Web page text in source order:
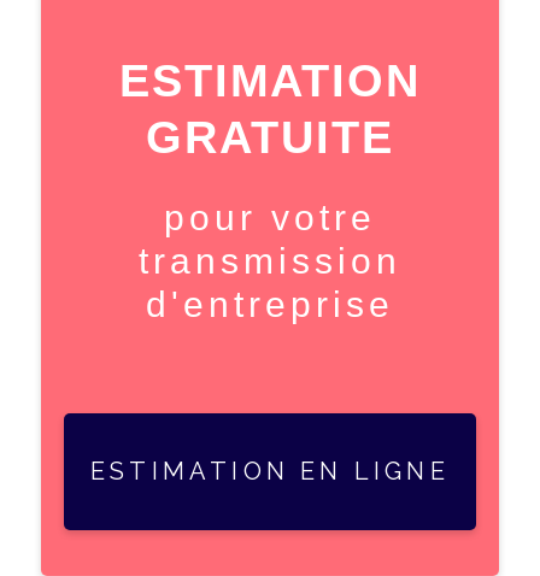
ESTIMATION
GRATUITE
pour votre
transmission
d'entreprise
ESTIMATION EN LIGNE